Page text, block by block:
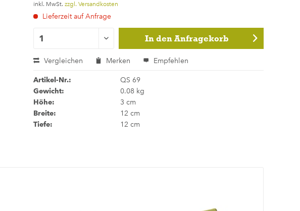
inkl. MwSt. zzgl. Versandkosten
Lieferzeit auf Anfrage
In den Anfragekorb
Vergleichen Merken Empfehlen
Artikel-Nr.: QS 69
Gewicht: 0.08 kg
Höhe: 3 cm
Breite: 12 cm
Tiefe: 12 cm